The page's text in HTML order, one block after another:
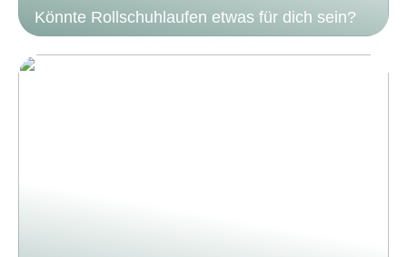
Könnte Rollschuhlaufen etwas für dich sein?